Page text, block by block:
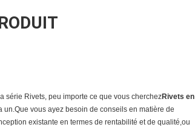
série Rivets, peu importe ce que vous cherchezRivets en
un.Que vous ayez besoin de conseils en matière de
existante en termes de rentabilité et de qualité,ou